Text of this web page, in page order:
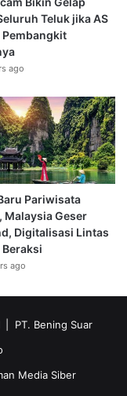
Teluk jika AS
Pembangkit
ago
Pariwisata
Malaysia Geser
Digitalisasi Lintas
Beraksi
ago
| PT. Bening Suar
Media Siber